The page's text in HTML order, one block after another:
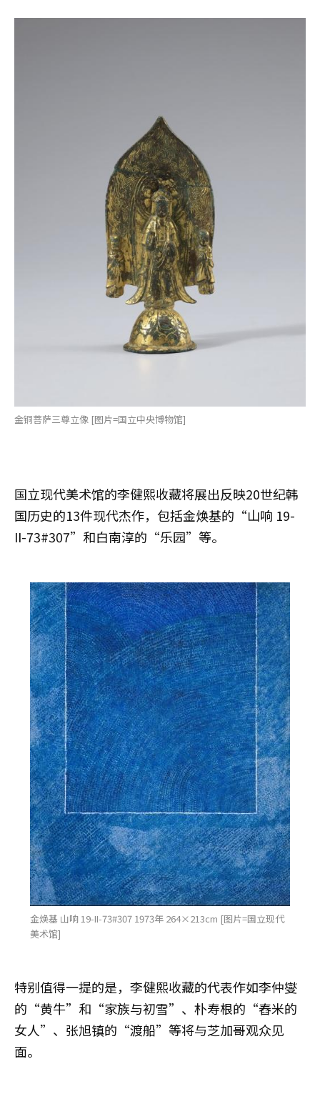
金铜菩萨三尊立像 [图片=国立中央博物馆]
国立现代美术馆的李健熙收藏将展出反映20世纪韩
国历史的13件现代杰作，包括金焕基的“山响 19-
II-73#307”和白南淳的“乐园”等。
金焕基 山响 19-II-73#307 1973年 264×213cm [图片=国立现代
美术馆]
特别值得一提的是，李健熙收藏的代表作如李仲燮
的“黄牛”和“家族与初雪”、朴寿根的“舂米的
女人”、张旭镇的“渡船”等将与芝加哥观众见
面。